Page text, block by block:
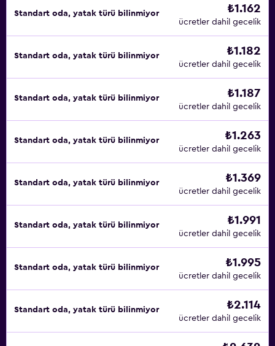
Standart oda, yatak türü bilinmiyor ₺1.162
ücretler dahil gecelik
Standart oda, yatak türü bilinmiyor ₺1.182
ücretler dahil gecelik
Standart oda, yatak türü bilinmiyor ₺1.187
ücretler dahil gecelik
Standart oda, yatak türü bilinmiyor ₺1.263
ücretler dahil gecelik
Standart oda, yatak türü bilinmiyor ₺1.369
ücretler dahil gecelik
Standart oda, yatak türü bilinmiyor ₺1.991
ücretler dahil gecelik
Standart oda, yatak türü bilinmiyor ₺1.995
ücretler dahil gecelik
Standart oda, yatak türü bilinmiyor ₺2.114
ücretler dahil gecelik